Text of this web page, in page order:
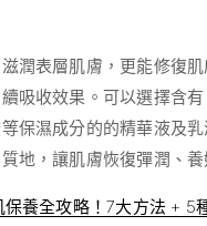
潤表層肌膚，更能修復
吸收效果。可以選擇含
保濕成分的的精華液及
地，讓肌膚恢復彈潤、養
保養全攻略！7大方法 + 5